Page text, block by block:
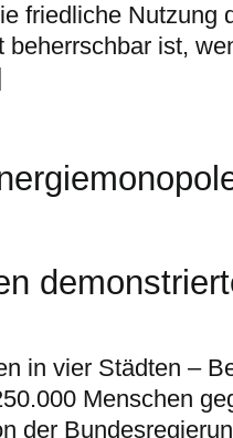
friedliche Nutzung
beherrschbar ist,
in vier Städten –
Menschen
der